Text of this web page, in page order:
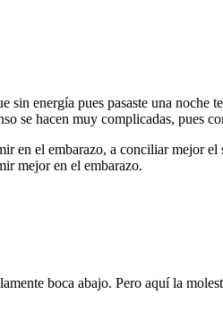
sin energía pues pasaste una
se hacen muy complicadas, pues
en el embarazo, a conciliar mejor
mejor en el embarazo.
boca abajo. Pero aquí la